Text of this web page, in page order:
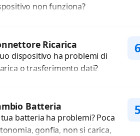
non funziona?
immagini sfocate, messa a...
Ricarica
dispositivo ha problemi di
o trasferimento dati?
danneggiati,...
Batteria
tua batteria ha problemi? Poca
gonfia, non si carica,